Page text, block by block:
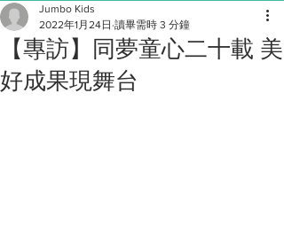
【專訪】同夢童心二十載 美
好成果現舞台
Jumbo Kids
2022年1月24日 讀畢需時 3 分鐘